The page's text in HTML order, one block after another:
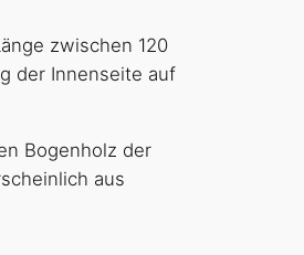
zwischen 120
der Innenseite auf
Bogenholz der
aus